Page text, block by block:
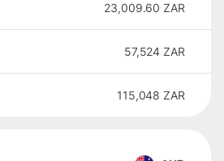
23,009.60 ZAR
57,524 ZAR
115,048 ZAR